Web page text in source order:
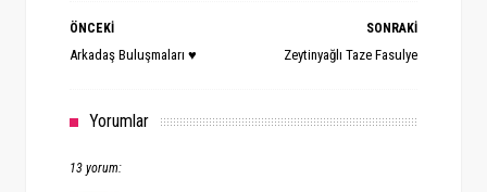
SONRAKİ
Zeytinyağlı Taze Fasulye
ÖNCEKİ
Arkadaş Buluşmaları ♥
Yorumlar
13 yorum: